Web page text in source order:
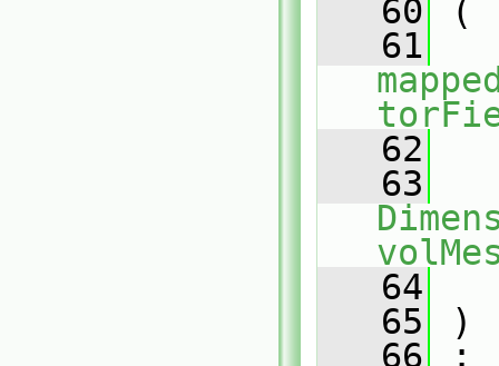
   60
(
   61
   62
   63
   64
   65
)
   66
: